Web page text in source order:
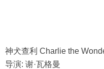
神犬查利 Charlie the
导演: 谢·瓦格曼